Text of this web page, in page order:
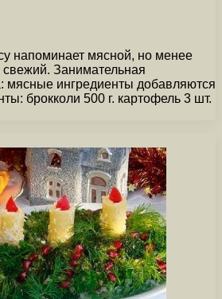
напоминает мясной, но менее
свежий. Занимательная
мясные ингредиенты добавляются
брокколи 500 г. картофель 3 шт.